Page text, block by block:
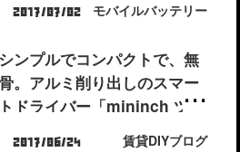
2017/07/02 モバイルバッテリー
シンプルでコンパクトで、無
。アルミ削り出しのスマー
トドライバー「mininch ツー
ルペン」をたしなむ。
2017/06/24 賃貸DIYブログ